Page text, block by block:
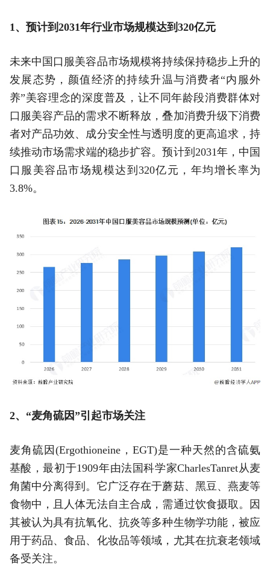
1、预计到2031年行业市场规模达到320亿元
未来中国口服美容品市场规模将持续保持稳步上升的
发展态势，颜值经济的持续升温与消费者“内服外
养”美容理念的深度普及，让不同年龄段消费群体对
口服美容产品的需求不断释放，叠加消费升级下消费
者对产品功效、成分安全性与透明度的更高追求，持
续推动市场需求端的稳步扩容。预计到2031年，中国
口服美容品市场规模达到320亿元，年均增长率为
3.8%。
2、“麦角硫因”引起市场关注
麦角硫因(Ergothioneine，EGT)是一种天然的含硫氨
基酸，最初于1909年由法国科学家CharlesTanret从麦
角菌中分离得到。它广泛存在于蘑菇、黑豆、燕麦等
食物中，且人体无法自主合成，需通过饮食摄取。因
其被认为具有抗氧化、抗炎等多种生物学功能，被应
用于药品、食品、化妆品等领域，尤其在抗衰老领域
备受关注。